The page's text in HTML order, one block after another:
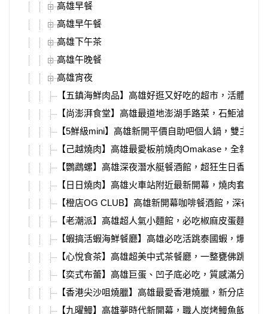
高雄早餐
高雄早午餐
高雄下午茶
高雄午晚餐
高雄宵夜
【五鎮海鮮肉品】高雄好逛又好吃的超市，活體海鮮
【尚澎湃食堂】高雄最道地澎湖手路菜，石鮔滷肉
【5鮮級mini】高雄新開平價自助吧個人鍋，雙主餐
【己越燒肉】高雄最愛板前燒肉Omakase，全新燒
【鸚鵡螺】高雄深夜潛水艇餐酒館，超狂生日香檳塔
【日日燒肉】高雄火車站附近最新開幕，燒肉套餐
【橙店OG CLUB】高雄新開幕咖啡餐酒館，深夜直
【老潮派】高雄超人氣小麵館，必吃椒麻皮蛋麵、
【蝦搞活蝦海鮮餐廳】高雄必吃活跳泰國蝦，爆漿
【心悅食茶】高雄超美中式茶餐廳，一整甕佛跳牆
【奕式布蕾】高雄巨蛋、凹子底必吃，質感滿分水
【香港尖沙咀燒臘】高雄最愛香港燒臘，新分店必
【九曜鰻】高雄夢時代新開幕，職人炭烤鰻魚飯、